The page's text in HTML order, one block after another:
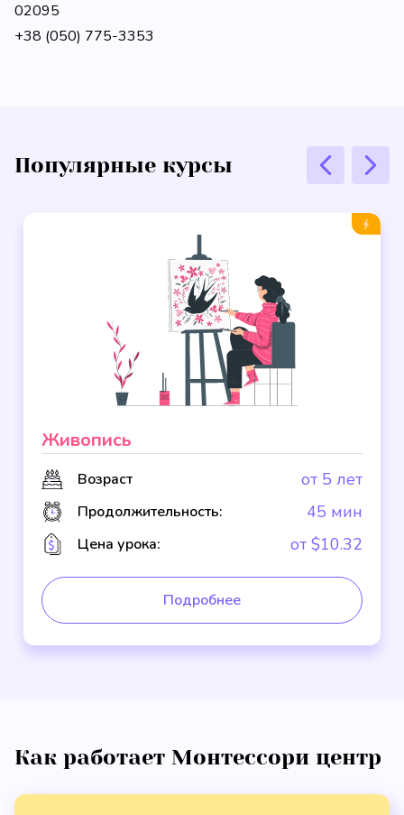
02095
+38 (050) 775-3353
Популярные курсы
Живопись
Возраст от 5 лет
Продолжительность: 45 мин
Цена урока: от $10.32
Подробнее
Как работает Монтессори центр